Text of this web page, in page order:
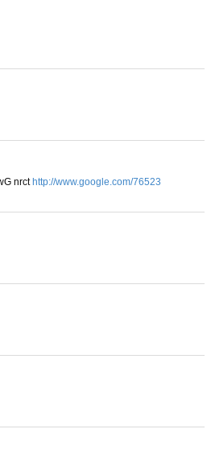
nrcthttp://www.google.com/76523